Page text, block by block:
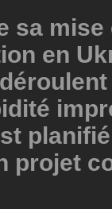
sa
en
projet